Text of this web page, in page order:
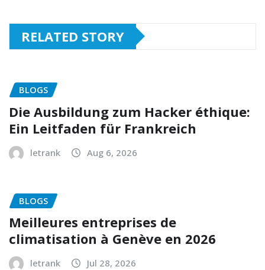
RELATED STORY
BLOGS
Die Ausbildung zum Hacker éthique:
Ein Leitfaden für Frankreich
letrank Aug 6, 2026
BLOGS
Meilleures entreprises de
climatisation à Genève en 2026
letrank Jul 28, 2026